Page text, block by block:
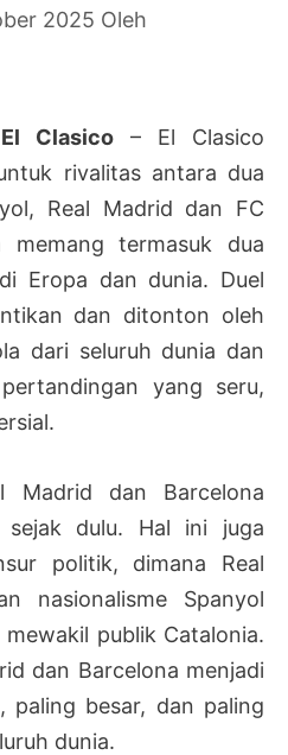
2025 Oleh
Clasico – El Clasico
rivalitas antara dua
Real Madrid dan FC
memang termasuk dua
Eropa dan dunia. Duel
dan ditonton oleh
dari seluruh dunia dan
yang seru,
Madrid dan Barcelona
sejak dulu. Hal ini juga
politik, dimana Real
nasionalisme Spanyol
publik Catalonia.
dan Barcelona menjadi
paling besar, dan paling
dunia.